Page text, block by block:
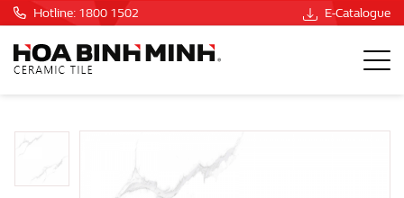
Hotline: 1800 1502 E-Catalogue